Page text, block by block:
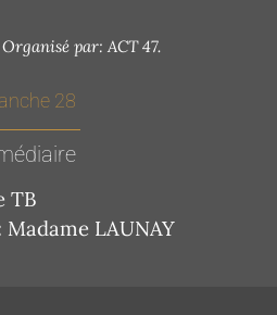
Organisé par: ACT 47.
28
TB
Madame LAUNAY